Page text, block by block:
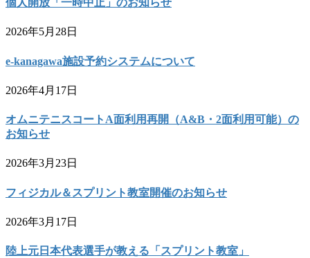
個人開放「一時中止」のお知らせ
2026年5月28日
e-kanagawa施設予約システムについて
2026年4月17日
オムニテニスコートA面利用再開（A&B・2面利用可能）の
お知らせ
2026年3月23日
フィジカル＆スプリント教室開催のお知らせ
2026年3月17日
陸上元日本代表選手が教える「スプリント教室」